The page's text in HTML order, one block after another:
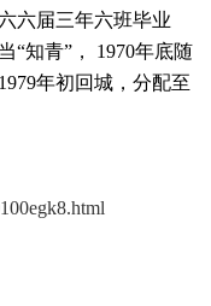
六届三年六班毕业
“知青”， 1970年底随
年初回城，分配至